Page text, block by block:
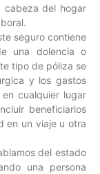
cabeza del hogar
seguro contiene
una dolencia o
tipo de póliza se
y los gastos
cualquier lugar
beneficiarios
en un viaje u otra
del estado
una persona